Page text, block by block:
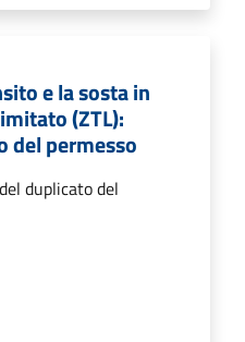
e la sosta in
(ZTL):
del permesso
duplicato del